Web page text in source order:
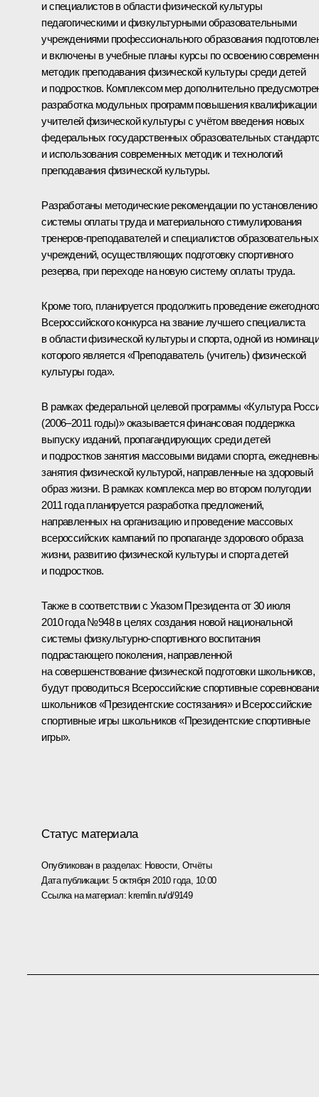
и специалистов в области физической культуры
педагогическими и физкультурными образовательными
учреждениями профессионального образования
и включены в учебные планы курсы по освоению
методик преподавания физической культуры среди детей
и подростков. Комплексом мер дополнительно
разработка модульных программ повышения квалификации
учителей физической культуры с учётом введения новых
федеральных государственных образовательных
и использования современных методик и технологий
преподавания физической культуры.
Разработаны методические рекомендации по установлению
системы оплаты труда и материального стимулирования
тренеров-преподавателей и специалистов образовательных
учреждений, осуществляющих подготовку спортивного
резерва, при переходе на новую систему оплаты труда.
Кроме того, планируется продолжить проведение ежегодного
Всероссийского конкурса на звание лучшего специалиста
в области физической культуры и спорта, одной из
которого является «Преподаватель (учитель) физической
культуры года».
В рамках федеральной целевой программы «Культура
(2006–2011 годы)» оказывается финансовая поддержка
выпуску изданий, пропагандирующих среди детей
и подростков занятия массовыми видами спорта,
занятия физической культурой, направленные на здоровый
образ жизни. В рамках комплекса мер во втором полугодии
2011 года планируется разработка предложений,
направленных на организацию и проведение массовых
всероссийских кампаний по пропаганде здорового образа
жизни, развитию физической культуры и спорта детей
и подростков.
Также в соответствии с УказомПрезидента от 30 июля
2010 года №948 в целях создания новой национальной
системы физкультурно-спортивного воспитания
подрастающего поколения, направленной
на совершенствование физической подготовки школьников,
будут проводиться Всероссийские спортивные
школьников «Президентские состязания» и Всероссийские
спортивные игры школьников «Президентские спортивные
игры».
Статус материала
Опубликован в разделах: Новости, Отчёты
Дата публикации:5 октября 2010 года, 10:00
Ссылка на материал: kremlin.ru/d/9149